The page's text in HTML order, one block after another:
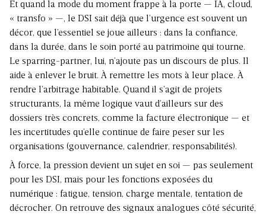
Et quand la mode du moment frappe à la porte — IA, cloud,
« transfo » —, le DSI sait déjà que l’urgence est souvent un
décor, que l’essentiel se joue ailleurs : dans la confiance,
dans la durée, dans le soin porté au patrimoine qui tourne.
Le sparring-partner, lui, n’ajoute pas un discours de plus. Il
aide à enlever le bruit. À remettre les mots à leur place. À
rendre l’arbitrage habitable. Quand il s’agit de projets
structurants, la même logique vaut d’ailleurs sur des
dossiers très concrets, comme la facture électronique — et
les incertitudes qu’elle continue de faire peser sur les
organisations (gouvernance, calendrier, responsabilités).
À force, la pression devient un sujet en soi — pas seulement
pour les DSI, mais pour les fonctions exposées du
numérique : fatigue, tension, charge mentale, tentation de
décrocher. On retrouve des signaux analogues côté sécurité,